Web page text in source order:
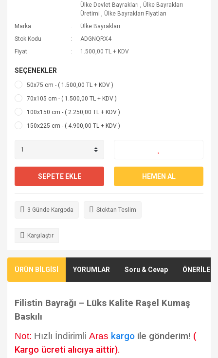
Ülke Devlet Bayrakları , Ülke Bayrakları
Üretimi , Ülke Bayrakları Fiyatları
Marka
Ülke Bayrakları
Stok Kodu
ADGNQRX4
Fiyat
1.500,00 TL + KDV
SEÇENEKLER
50x75 cm - ( 1.500,00 TL + KDV )
70x105 cm - ( 1.500,00 TL + KDV )
100x150 cm - ( 2.250,00 TL + KDV )
150x225 cm - ( 4.900,00 TL + KDV )
SEPETE EKLE HEMEN AL
3 Günde Kargoda Stoktan Teslim
Karşılaştır
ÜRÜN BİLGİSİ YORUMLAR Soru & Cevap
Filistin Bayrağı – Lüks Kalite Raşel Kumaş
Baskılı
Not: Hızlı İndirimli Aras kargo ile gönderim! (
Kargo ücreti alıcıya aittir).